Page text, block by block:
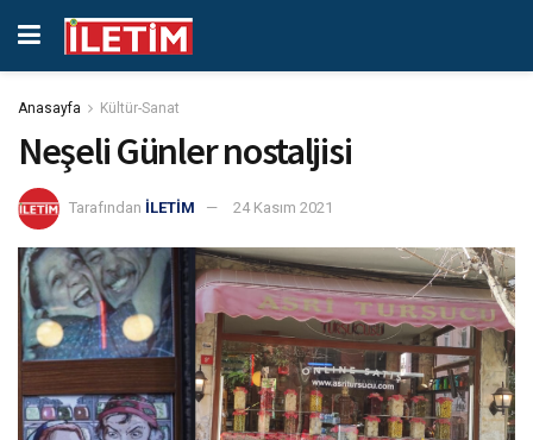
Anasayfa Kültür-Sanat
Neşeli Günler nostaljisi
Tarafından İLETİM 24 Kasım 2021